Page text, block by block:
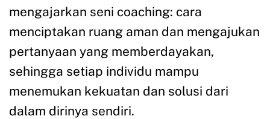
mengajarkan seni coaching: cara
menciptakan ruang aman dan mengajukan
pertanyaan yang memberdayakan,
sehingga setiap individu mampu
menemukan kekuatan dan solusi dari
dalam dirinya sendiri.